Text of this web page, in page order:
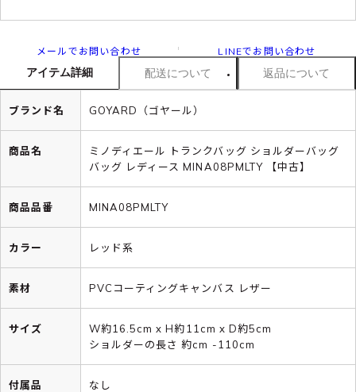
メールでお問い合わせ LINEでお問い合わせ
アイテム詳細 配送について 返品について
ブランド名 GOYARD（ゴヤール）
商品名
ミノディエール トランクバッグ ショルダーバッグ
バッグ レディース MINA08PMLTY 【中古】
商品品番 MINA08PMLTY
カラー レッド系
素材 PVCコーティングキャンバス レザー
サイズ
W約16.5cm x H約11cm x D約5cm
ショルダーの長さ 約cm -110cm
付属品
なし